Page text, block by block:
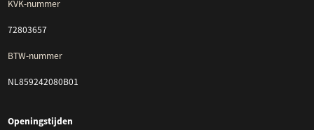
KVK-nummer
72803657
BTW-nummer
NL859242080B01
Openingstijden